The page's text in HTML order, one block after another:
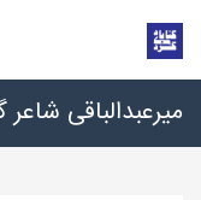
میرعبدالباقی شاعر